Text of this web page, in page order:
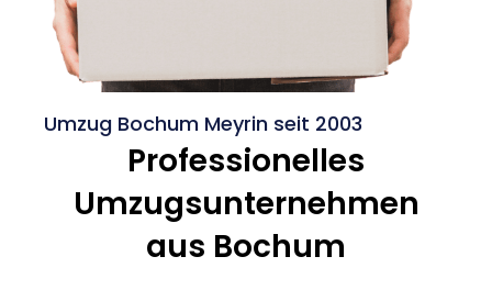
Umzug Bochum Meyrin seit 2003
Professionelles
Umzugsunternehmen
aus Bochum